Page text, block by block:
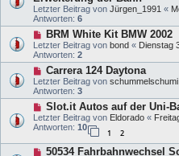
Letzter Beitrag von Jürgen_1991 «
Antworten: 6
BRM White Kit BMW 2002
Letzter Beitrag von bond « Dienstag
Antworten: 2
Carrera 124 Daytona
Letzter Beitrag von schummelschumi
Antworten: 3
Slot.it Autos auf der Uni-
Letzter Beitrag von Eldorado «
Antworten: 10
1 2
50534 Fahrbahnwechsel